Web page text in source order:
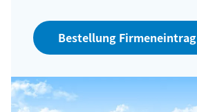
Bestellung Firmeneintrag